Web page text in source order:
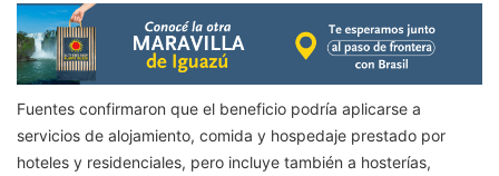
Fuentes confirmaron que el beneficio podría aplicarse a
servicios de alojamiento, comida y hospedaje prestado por
hoteles y residenciales, pero incluye también a hosterías,